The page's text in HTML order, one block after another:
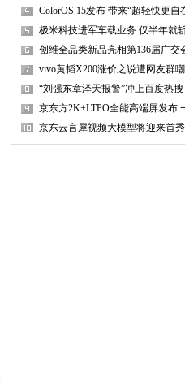
ColorOS 15发布 带来“超轻快更自
极米科技进军车载业务 仅半年就
点
创维全品类新品亮相第136届广交
vivo黄韬X200涨价之说遭网友群
多少
“刘强东章泽天报警”冲上百度热搜
京东方2K+LTPO全能高端屏发布
使用
京东云言犀视频大模型将迎来首秀